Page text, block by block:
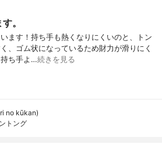
。
ます！持ち手も熱くなりにくいのと、トン
、ゴム状になっているため財力が滑りにく
持ち手よ…続きを見る
no kūkan)
トング